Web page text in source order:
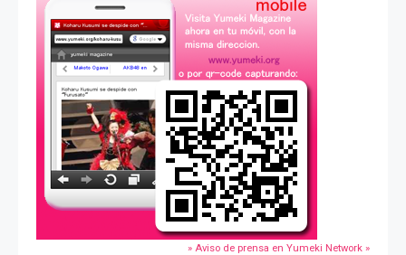
» Aviso de prensa en Yumeki Network »